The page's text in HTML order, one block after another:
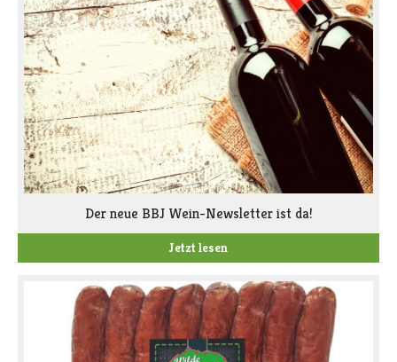
Der neue BBJ Wein-Newsletter ist da!
Jetzt lesen